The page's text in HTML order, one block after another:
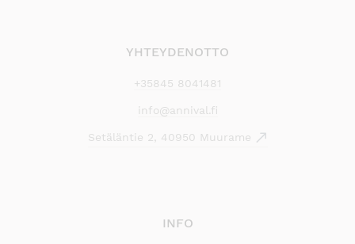
YHTEYDENOTTO
+35845 8041481
info@annival.fi
Setäläntie 2, 40950 Muurame
INFO